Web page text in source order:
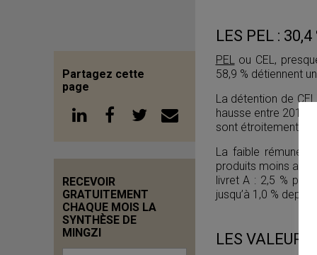
LES PEL : 30,4
PELou CEL,
58,9 % détiennent
La détention de
hausse entre 2010
sont étroitement
La faible
produits moins
livret A : 2,5 %
jusqu’à 1,0 %
LES VALEURS
Partagez cette
page
RECEVOIR
GRATUITEMENT
CHAQUE MOIS LA
SYNTHÈSE DE
MINGZI